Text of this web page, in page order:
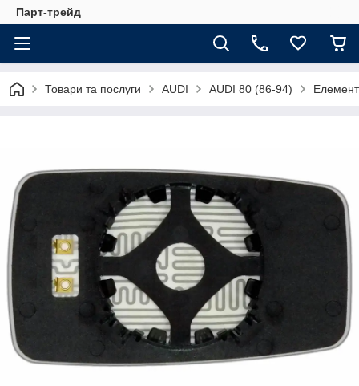
Парт-трейд
Товари та послуги AUDI AUDI 80 (86-94) Елемент